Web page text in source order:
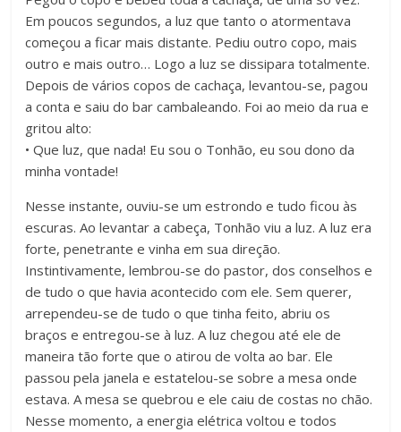
Em poucos segundos, a luz que tanto o atormentava
começou a ficar mais distante. Pediu outro copo, mais
outro e mais outro… Logo a luz se dissipara totalmente.
Depois de vários copos de cachaça, levantou-se, pagou
a conta e saiu do bar cambaleando. Foi ao meio da rua e
gritou alto:
• Que luz, que nada! Eu sou o Tonhão, eu sou dono da
minha vontade!
Nesse instante, ouviu-se um estrondo e tudo ficou às
escuras. Ao levantar a cabeça, Tonhão viu a luz. A luz era
forte, penetrante e vinha em sua direção.
Instintivamente, lembrou-se do pastor, dos conselhos e
de tudo o que havia acontecido com ele. Sem querer,
arrependeu-se de tudo o que tinha feito, abriu os
braços e entregou-se à luz. A luz chegou até ele de
maneira tão forte que o atirou de volta ao bar. Ele
passou pela janela e estatelou-se sobre a mesa onde
estava. A mesa se quebrou e ele caiu de costas no chão.
Nesse momento, a energia elétrica voltou e todos